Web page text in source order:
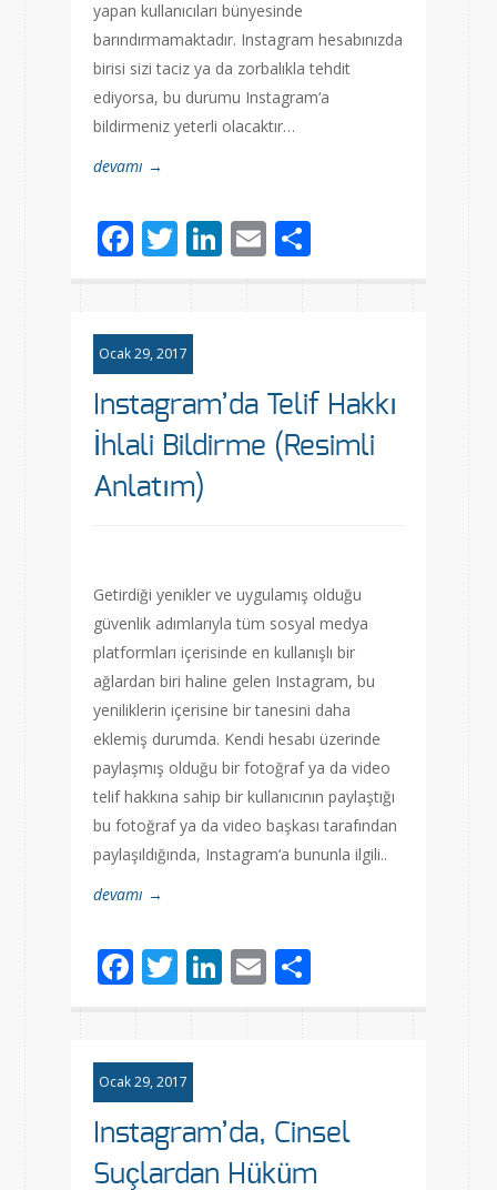
yapan kullanıcıları bünyesinde
barındırmamaktadır. Instagram hesabınızda
birisi sizi taciz ya da zorbalıkla tehdit
ediyorsa, bu durumu Instagram‘a
bildirmeniz yeterli olacaktır…
devamı →
Facebook
Twitter
LinkedIn
Email
Ocak 29, 2017
Instagram’da Telif Hakkı
İhlali Bildirme (Resimli
Anlatım)
Getirdiği yenikler ve uygulamış olduğu
güvenlik adımlarıyla tüm sosyal medya
platformları içerisinde en kullanışlı bir
ağlardan biri haline gelen Instagram, bu
yeniliklerin içerisine bir tanesini daha
eklemiş durumda. Kendi hesabı üzerinde
paylaşmış olduğu bir fotoğraf ya da video
telif hakkına sahip bir kullanıcının paylaştığı
bu fotoğraf ya da video başkası tarafından
paylaşıldığında, Instagram‘a bununla ilgili..
devamı →
Facebook
Twitter
LinkedIn
Email
Ocak 29, 2017
Instagram’da, Cinsel
Suçlardan Hüküm